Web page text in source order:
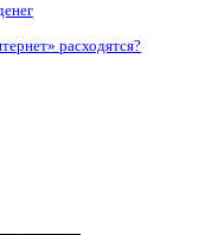
расходятся?